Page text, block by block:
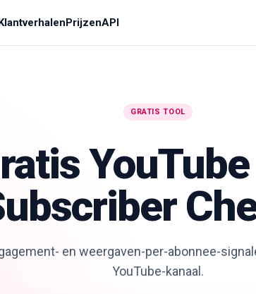
PrijzenAPI
GRATIS TOOL
en weergaven-per-abonnee-
YouTube-kanaal.